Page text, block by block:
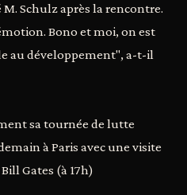
Schulz après la rencontre.
Bono et moi, on est
au développement", a-t-il
sa tournée de lutte
à Paris avec une visite
Gates (à 17h)